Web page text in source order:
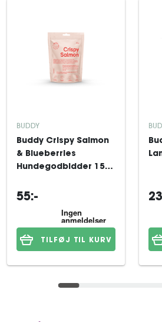
BUDDY
Buddy Crispy Salmon
& Blueberries
Hundegodbidder 150
55:-
TILFØJ TIL KURV